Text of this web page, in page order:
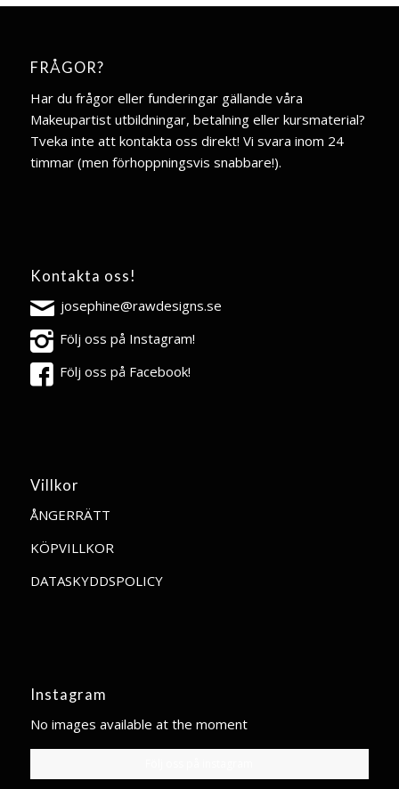
FRÅGOR?
Har du frågor eller funderingar gällande våra
Makeupartist utbildningar, betalning eller kursmaterial?
Tveka inte att kontakta oss direkt! Vi svara inom 24
timmar (men förhoppningsvis snabbare!).
Kontakta oss!
josephine@rawdesigns.se
Följ oss på Instagram!
Följ oss på Facebook!
Villkor
ÅNGERRÄTT
KÖPVILLKOR
DATASKYDDSPOLICY
Instagram
No images available at the moment